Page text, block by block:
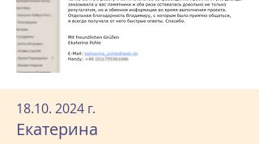
18.10. 2024 г.
Екатерина